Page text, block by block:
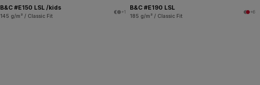
B&C #E150 LSL /kids
145 g/m² / Classic Fit
+1
B&C #E190 LSL
185 g/m² / Classic Fit
+6